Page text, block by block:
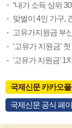
“내가 소득 상위
맞벌이 4인 가구,
고유가지원금 부
‘고유가 지원금’
'고유가 지원금' 1
국제신문 카카오
국제신문 공식 페